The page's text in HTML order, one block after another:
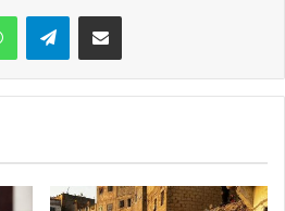
WhatsApp Telegram